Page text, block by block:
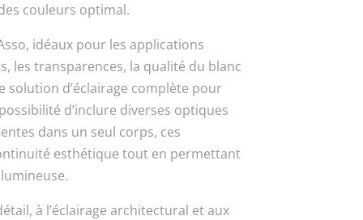
couleurs optimal.
idéaux pour les applications
les transparences, la qualité du blanc
solution d’éclairage complète pour
d’inclure diverses optiques
dans un seul corps, ces
esthétique tout en permettant
à l’éclairage architectural et aux